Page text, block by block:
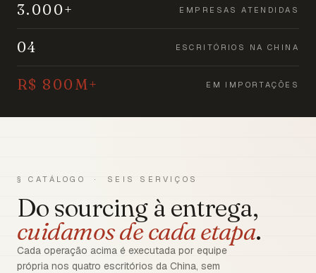
3.000+ EMPRESAS ATENDIDAS
04 ESCRITÓRIOS NA CHINA
R$ 800M+ EM IMPORTAÇÕES
§ CATÁLOGO · SEIS SERVIÇOS
Do sourcing à entrega,
cuidamos de cada etapa.
Cada operação acima é executada por equipe
própria nos quatro escritórios da China, sem